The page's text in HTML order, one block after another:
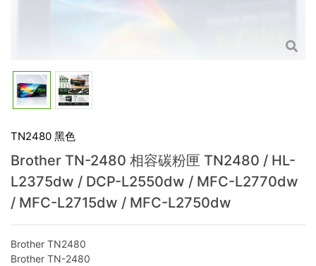
TN2480 黑色
Brother TN-2480 相容碳粉匣 TN2480 / HL-
L2375dw / DCP-L2550dw / MFC-L2770dw
/ MFC-L2715dw / MFC-L2750dw
Brother TN2480
Brother TN-2480